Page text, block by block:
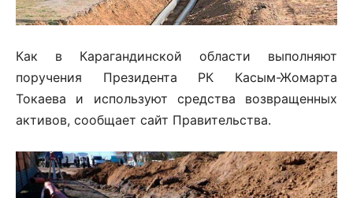
Как в Карагандинской области выполняют
поручения Президента РК Касым-Жомарта
Токаева и используют средства возвращенных
активов, сообщает сайт Правительства.